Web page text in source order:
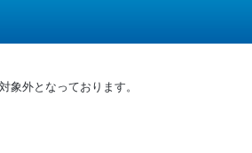
象外となっております。